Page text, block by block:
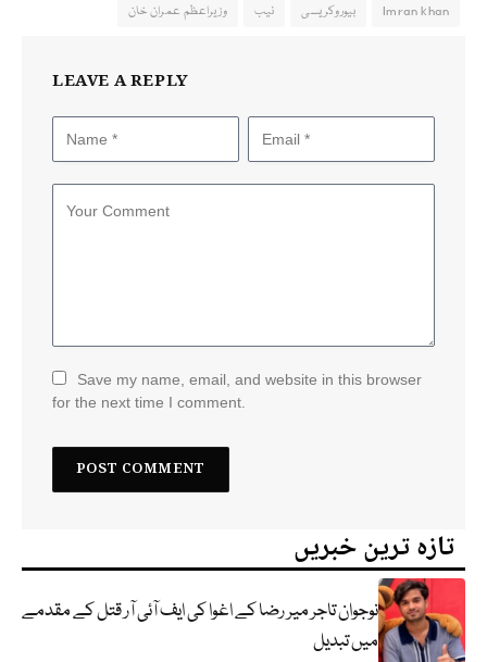
Imran khan بیوروکریسی نیب وزیراعظم عمران خان
LEAVE A REPLY
Save my name, email, and website in this browser
for the next time I comment.
تازہ ترین خبریں
نوجوان تاجر میر رضا کے اغوا کی ایف آئی آر قتل کے مقدمے
میں تبدیل